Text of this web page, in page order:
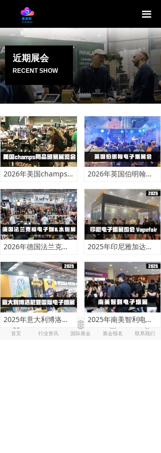
끀
近期展会
RECENT SHOW
2026年美国champs商品贸易展览会-奥斯汀 2026年英国伯明翰电子烟展
2026年德国法兰克福电子烟&水烟展/CBD 2025年印尼雅加达电子雾化VAPE展
2025年意大利博洛尼亚国际电子烟展 2025年南美智利电子烟展
낀
首页
ꀃ
行业资讯
ꄓ
国际展会
ꁩ
展会报名
ꂅ
联系我们